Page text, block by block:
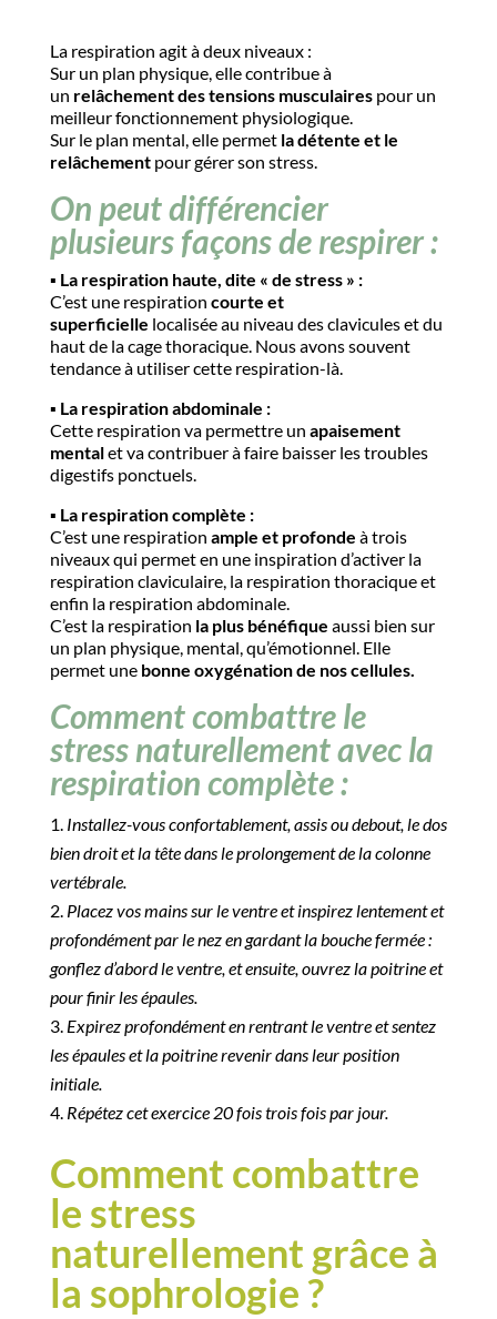
La respiration agit à deux niveaux :
Sur un plan physique, elle contribue à
un relâchement des tensions musculairespour un
meilleur fonctionnement physiologique.
Sur le plan mental, elle permet la détente et le
relâchementpour gérer son stress.
On peut différencier
plusieurs façons de respirer :
▪️ ​La respiration haute, dite « de stress » :
C’est une respiration courte et
superficielle localisée au niveau des clavicules et du
haut de la cage thoracique. Nous avons souvent
tendance à utiliser cette respiration-là.
▪️​ La respiration abdominale :
Cette respiration va permettre un apaisement
mentalet va contribuer à faire baisser les troubles
digestifs ponctuels.
▪️​ La respiration complète :
C’est une respiration ample et profonde à trois
niveaux qui permet en une inspiration d’activer la
respiration claviculaire, la respiration thoracique et
enfin la respiration abdominale.
C’est la respiration la plus bénéfique aussi bien sur
un plan physique, mental, qu’émotionnel. Elle
permet une bonne oxygénation de nos cellules.
Comment combattre le
stress naturellement avec la
respiration complète :
Installez-vous confortablement, assis ou debout, le dos
bien droit et la tête dans le prolongement de la colonne
vertébrale.
Placez vos mains sur le ventre et inspirez lentement et
profondément par le nez en gardant la bouche fermée :
gonflez d’abord le ventre, et ensuite, ouvrez la poitrine et
pour finir les épaules.
Expirez profondément en rentrant le ventre et sentez
les épaules et la poitrine revenir dans leur position
initiale.
Répétez cet exercice 20 fois trois fois par jour.
Comment combattre
le stress
naturellement grâce à
la sophrologie ?